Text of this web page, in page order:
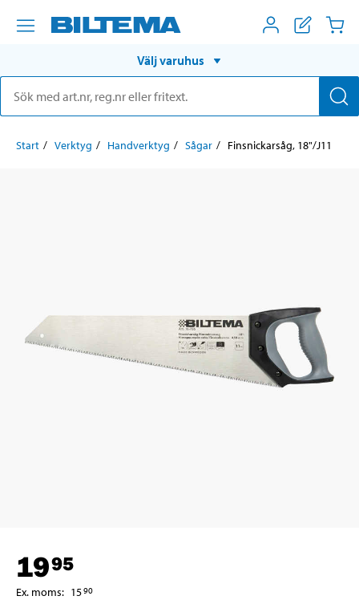
Välj varuhus
Start Verktyg Handverktyg Sågar Finsnickarsåg, 18"/J11
1995
Ex. moms: 1590